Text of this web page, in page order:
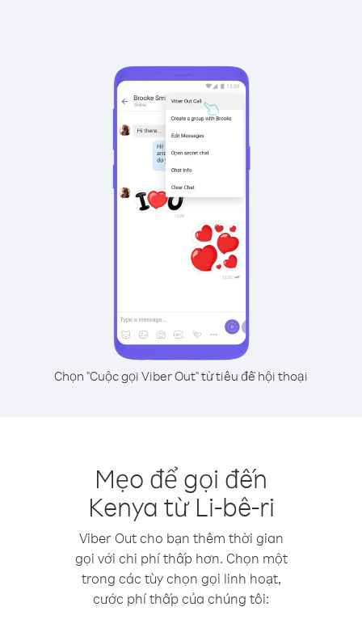
Chọn "Cuộc gọi Viber Out" từ tiêu đề hội thoại
Mẹo để gọi đến
Kenya từ Li-bê-ri
Viber Out cho bạn thêm thời gian
gọi với chi phí thấp hơn. Chọn một
trong các tùy chọn gọi linh hoạt,
cước phí thấp của chúng tôi: